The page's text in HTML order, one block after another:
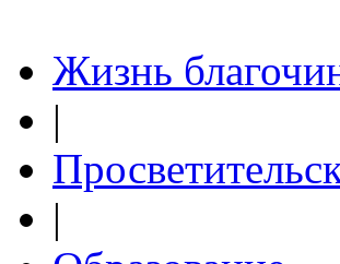
Жизнь
|
|